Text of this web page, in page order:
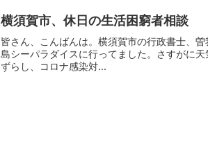
横須賀市、休日の生活困窮者相談
皆さん、こんばんは。横須賀市の行政書士、
島シーパラダイスに行ってました。さすがに
ずらし、コロナ感染対...